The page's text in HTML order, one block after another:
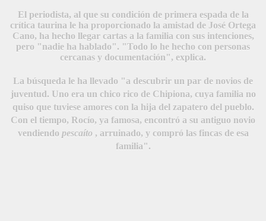
El periodista, al que su condición de primera espada de la
crítica taurina le ha proporcionado la amistad de José Ortega
Cano, ha hecho llegar cartas a la familia con sus intenciones,
pero "nadie ha hablado". "Todo lo he hecho con personas
cercanas y documentación", explica.
La búsqueda le ha llevado "a descubrir un par de novios de
juventud. Uno era un chico rico de Chipiona, cuya familia no
quiso que tuviese amores con la hija del zapatero del pueblo.
Con el tiempo, Rocío, ya famosa, encontró a su antiguo novio
vendiendo pescaíto , arruinado, y compró las fincas de esa
familia".